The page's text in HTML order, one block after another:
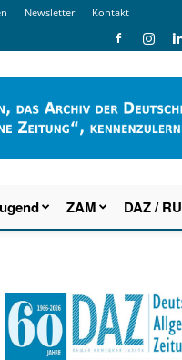
Newsletter Kontakt
ZAM DAZ / RU